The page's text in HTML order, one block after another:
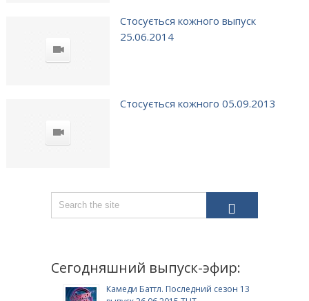
Стосується кожного выпуск
25.06.2014
Стосується кожного 05.09.2013
Сегодняшний выпуск-эфир:
Камеди Баттл. Последний сезон 13